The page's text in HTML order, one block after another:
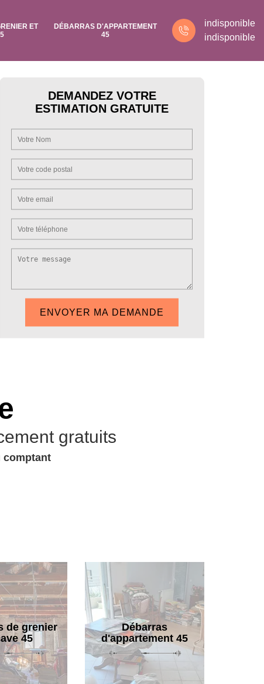
ET
DÉBARRAS D'APPARTEMENT
45
indisponible
indisponible
DEMANDEZ VOTRE
ESTIMATION GRATUITE
gratuits
comptant
de grenier
45
Débarras
d'appartement 45